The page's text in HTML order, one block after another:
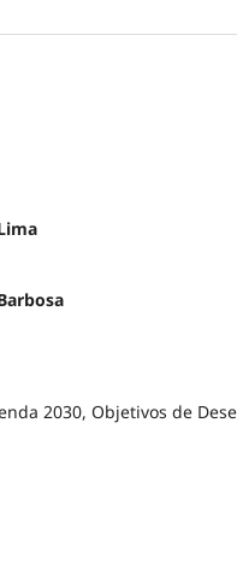
2030, Objetivos de